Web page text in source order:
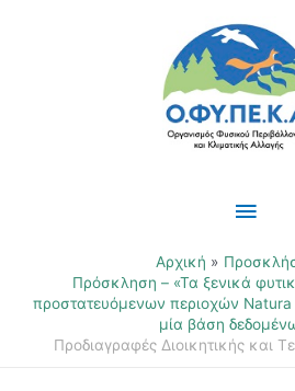
Κύριο
Αρχική
Πρόσκληση – «Τα ξενικά
προστατευόμενων περιοχών
μία βάση
Προδιαγραφές Διοικητικής και